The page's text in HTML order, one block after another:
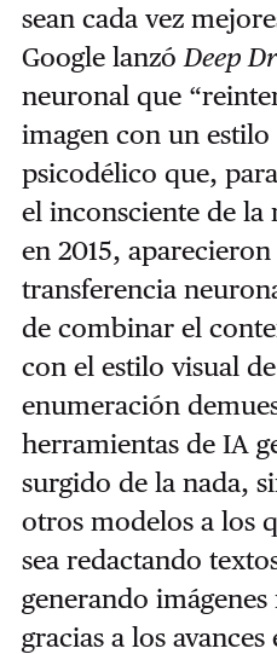
sean cada vez
Google lanzó Deep
neuronal que
imagen con un
psicodélico que,
el inconsciente de
en 2015,
transferencia
de combinar el
con el estilo visual
enumeración
herramientas de IA
surgido de la nada,
otros modelos a los
sea redactando
generando imágenes
gracias a los